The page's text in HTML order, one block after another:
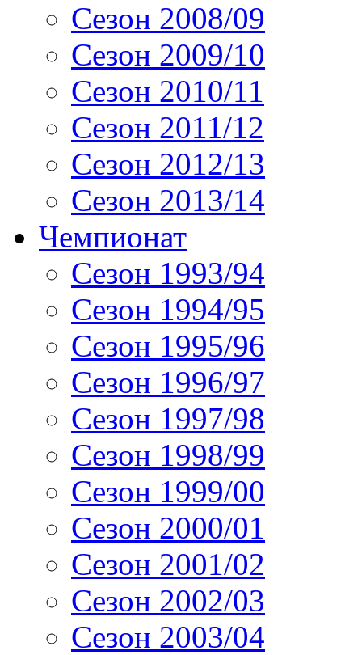
Сезон 2008/09
Сезон 2009/10
Сезон 2010/11
Сезон 2011/12
Сезон 2012/13
Сезон 2013/14
Чемпионат
Сезон 1993/94
Сезон 1994/95
Сезон 1995/96
Сезон 1996/97
Сезон 1997/98
Сезон 1998/99
Сезон 1999/00
Сезон 2000/01
Сезон 2001/02
Сезон 2002/03
Сезон 2003/04